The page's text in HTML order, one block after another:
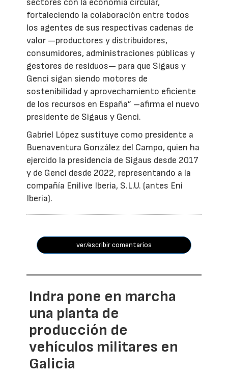
sectores con la economía circular,
fortaleciendo la colaboración entre todos
los agentes de sus respectivas cadenas de
valor —productores y distribuidores,
consumidores, administraciones públicas y
gestores de residuos— para que Sigaus y
Genci sigan siendo motores de
sostenibilidad y aprovechamiento eficiente
de los recursos en España” –afirma el nuevo
presidente de Sigaus y Genci.
Gabriel López sustituye como presidente a
Buenaventura González del Campo, quien ha
ejercido la presidencia de Sigaus desde 2017
y de Genci desde 2022, representando a la
compañía Enilive Iberia, S.L.U. (antes Eni
Iberia).
ver/escribir comentarios
Indra pone en marcha
una planta de
producción de
vehículos militares en
Galicia